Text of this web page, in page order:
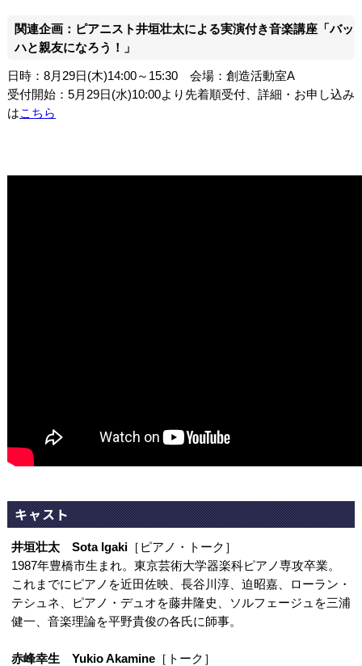
関連企画：ピアニスト井垣壮太による実演付き音楽講座「バッ
ハと親友になろう！」
日時：8月29日(木)14:00～15:30 会場：創造活動室A
受付開始：5月29日(水)10:00より先着順受付、詳細・お申し込み
はこちら
キャスト
井垣壮太 Sota Igaki［ピアノ・トーク］
1987年豊橋市生まれ。東京芸術大学器楽科ピアノ専攻卒業。
これまでにピアノを近田佐映、長谷川淳、迫昭嘉、ローラン・
テシュネ、ピアノ・デュオを藤井隆史、ソルフェージュを三浦
健一、音楽理論を平野貴俊の各氏に師事。
赤峰幸生 Yukio Akamine［トーク］